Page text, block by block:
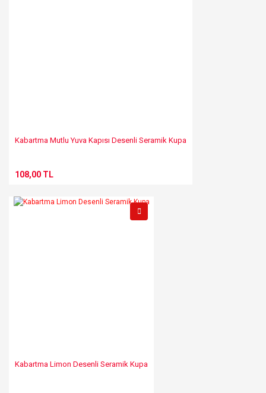
Kabartma Mutlu Yuva Kapısı Desenli Seramik Kupa
108,00 TL
Kabartma Limon Desenli Seramik Kupa